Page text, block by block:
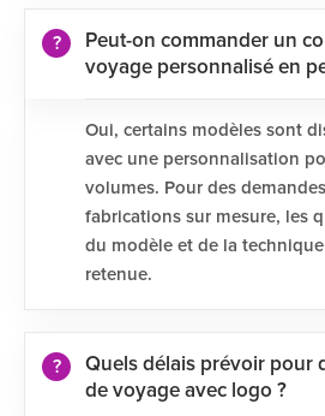
Peut-on commander un
voyage personnalisé en
Oui, certains modèles sont
avec une personnalisation
volumes. Pour des
fabrications sur mesure, les
du modèle et de la
retenue.
Quels délais prévoir pour
de voyage avec logo ?